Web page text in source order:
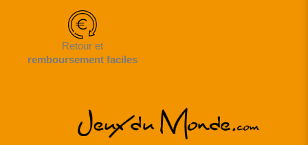
Retour et
remboursement faciles